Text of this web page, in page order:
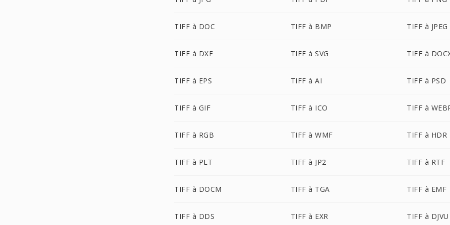
TIFF à DOC TIFF à BMP TIFF à JPEG
TIFF à DXF TIFF à SVG TIFF à
TIFF à EPS TIFF à AI TIFF à PSD
TIFF à GIF TIFF à ICO TIFF à
TIFF à RGB TIFF à WMF TIFF à HDR
TIFF à PLT TIFF à JP2 TIFF à RTF
TIFF à DOCM TIFF à TGA TIFF à EMF
TIFF à DDS TIFF à EXR TIFF à DJVU